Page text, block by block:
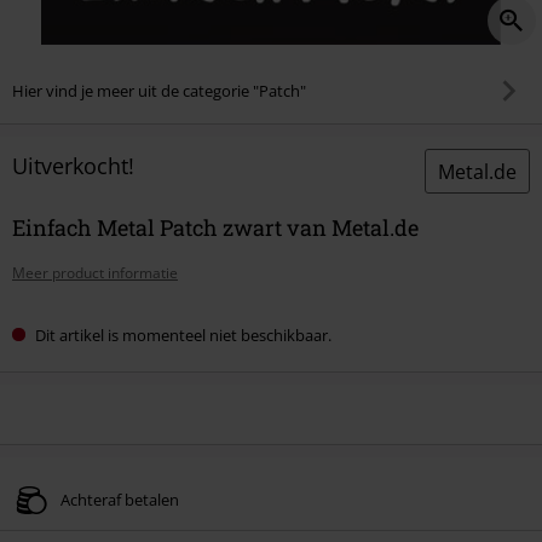
Hier vind je meer uit de categorie "Patch"
Uitverkocht! Metal.de
Einfach Metal Patch zwart van Metal.de
Meer product informatie
Dit artikel is momenteel niet beschikbaar.
Achteraf betalen